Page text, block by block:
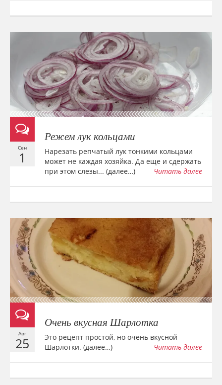
Сен
1
Режем лук кольцами
Нарезать репчатый лук тонкими кольцами
может не каждая хозяйка. Да еще и сдержать
при этом слезы... (далее…)
Читать далее
Авг
25
Очень вкусная Шарлотка
Это рецепт простой, но очень вкусной
Шарлотки. (далее…)
Читать далее